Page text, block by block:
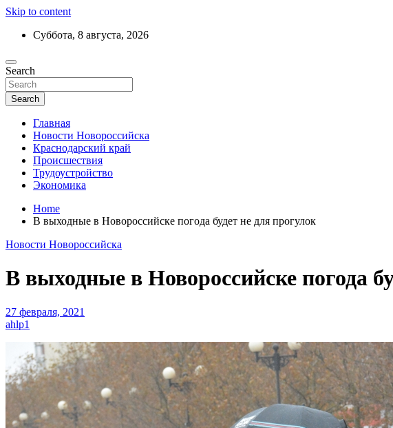
Skip to content
Суббота, 8 августа, 2026
Актуальные новости Новороссийска и
Ежедневный дайджест событий региона
Search
Search
Главная
Новости Новороссийска
Краснодарский край
Происшествия
Трудоустройство
Экономика
Home
В выходные в Новороссийске погода будет не для прогулок
Новости Новороссийска
В выходные в Новороссийске погода
27 февраля, 2021
ahlp1